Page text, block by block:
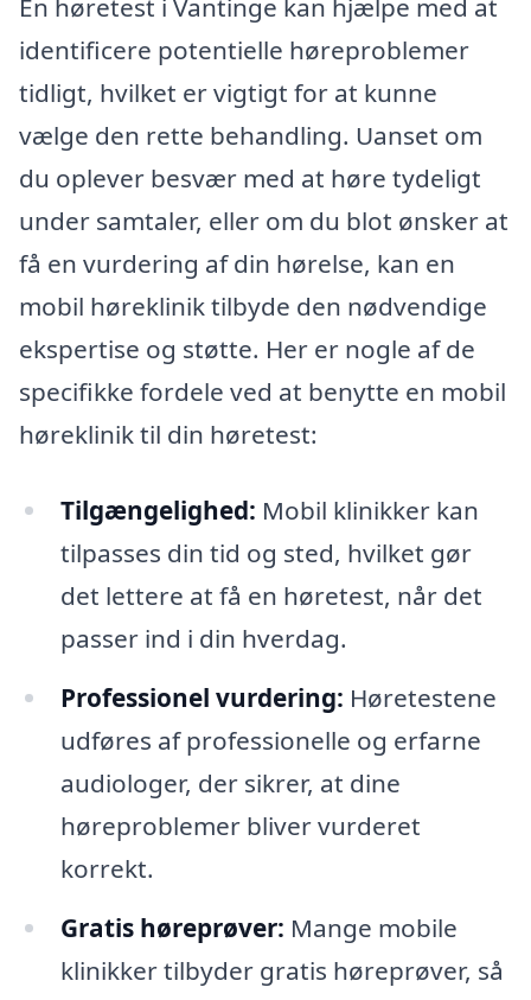
En høretest i Vantinge kan hjælpe med at
identificere potentielle høreproblemer
tidligt, hvilket er vigtigt for at kunne
vælge den rette behandling. Uanset om
du oplever besvær med at høre tydeligt
under samtaler, eller om du blot ønsker at
få en vurdering af din hørelse, kan en
mobil høreklinik tilbyde den nødvendige
ekspertise og støtte. Her er nogle af de
specifikke fordele ved at benytte en mobil
høreklinik til din høretest:
Tilgængelighed: Mobil klinikker kan
tilpasses din tid og sted, hvilket gør
det lettere at få en høretest, når det
passer ind i din hverdag.
Professionel vurdering: Høretestene
udføres af professionelle og erfarne
audiologer, der sikrer, at dine
høreproblemer bliver vurderet
korrekt.
Gratis høreprøver: Mange mobile
klinikker tilbyder gratis høreprøver, så